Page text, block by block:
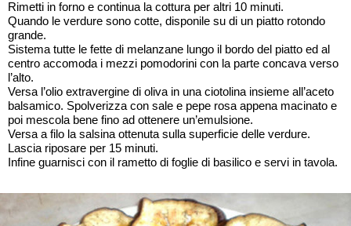
Rimetti in forno e continua la cottura per altri 10 minuti.
Quando le verdure sono cotte, disponile su di un piatto rotondo
grande.
Sistema tutte le fette di melanzane lungo il bordo del piatto ed al
centro accomoda i mezzi pomodorini con la parte concava verso
l’alto.
Versa l’olio extravergine di oliva in una ciotolina insieme all’aceto
balsamico. Spolverizza con sale e pepe rosa appena macinato e
poi mescola bene fino ad ottenere un’emulsione.
Versa a filo la salsina ottenuta sulla superficie delle verdure.
Lascia riposare per 15 minuti.
Infine guarnisci con il rametto di foglie di basilico e servi in tavola.